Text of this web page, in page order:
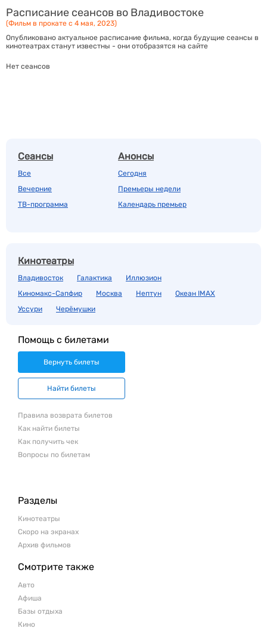
Расписание сеансов во Владивостоке
(Фильм в прокате с 4 мая, 2023)
Опубликовано актуальное расписание фильма, когда будущие сеансы в
кинотеатрах станут известны - они отобразятся на сайте
Нет сеансов
Сеансы
Все
Вечерние
ТВ-программа
Анонсы
Сегодня
Премьеры недели
Календарь премьер
Кинотеатры
Владивосток Галактика
Иллюзион
Киномакс-Сапфир
Москва Нептун
Океан IMAX
Уссури
Черёмушки
Помощь с билетами
Вернуть билеты
Найти билеты
Правила возврата билетов
Как найти билеты
Как получить чек
Вопросы по билетам
Разделы
Кинотеатры
Скоро на экранах
Архив фильмов
Смотрите также
Авто
Афиша
Базы отдыха
Кино